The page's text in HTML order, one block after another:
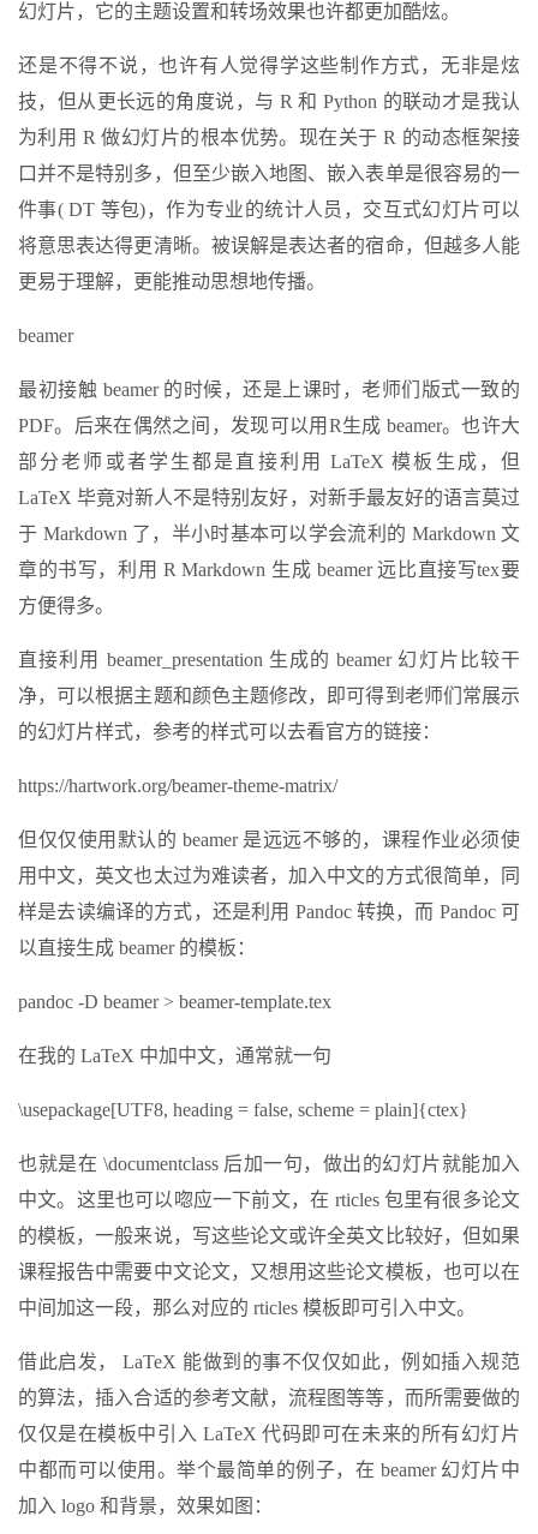
幻灯片，它的主题设置和转场效果也许都更加酷炫。
还是不得不说，也许有人觉得学这些制作方式，无非是炫
技，但从更长远的角度说，与 R 和 Python 的联动才是我认
为利用 R 做幻灯片的根本优势。现在关于 R 的动态框架接
口并不是特别多，但至少嵌入地图、嵌入表单是很容易的一
件事( DT 等包)，作为专业的统计人员，交互式幻灯片可以
将意思表达得更清晰。被误解是表达者的宿命，但越多人能
更易于理解，更能推动思想地传播。
beamer
最初接触 beamer 的时候，还是上课时，老师们版式一致的
PDF。后来在偶然之间，发现可以用R生成 beamer。也许大
部分老师或者学生都是直接利用 LaTeX 模板生成，但
LaTeX 毕竟对新人不是特别友好，对新手最友好的语言莫过
于 Markdown 了，半小时基本可以学会流利的 Markdown 文
章的书写，利用 R Markdown 生成 beamer 远比直接写tex要
方便得多。
直接利用 beamer_presentation 生成的 beamer 幻灯片比较干
净，可以根据主题和颜色主题修改，即可得到老师们常展示
的幻灯片样式，参考的样式可以去看官方的链接：
https://hartwork.org/beamer-theme-matrix/
但仅仅使用默认的 beamer 是远远不够的，课程作业必须使
用中文，英文也太过为难读者，加入中文的方式很简单，同
样是去读编译的方式，还是利用 Pandoc 转换，而 Pandoc 可
以直接生成 beamer 的模板：
pandoc -D beamer > beamer-template.tex
在我的 LaTeX 中加中文，通常就一句
\usepackage[UTF8, heading = false, scheme = plain]{ctex}
也就是在 \documentclass 后加一句，做出的幻灯片就能加入
中文。这里也可以唿应一下前文，在 rticles 包里有很多论文
的模板，一般来说，写这些论文或许全英文比较好，但如果
课程报告中需要中文论文，又想用这些论文模板，也可以在
中间加这一段，那么对应的 rticles 模板即可引入中文。
借此启发， LaTeX 能做到的事不仅仅如此，例如插入规范
的算法，插入合适的参考文献，流程图等等，而所需要做的
仅仅是在模板中引入 LaTeX 代码即可在未来的所有幻灯片
中都而可以使用。举个最简单的例子，在 beamer 幻灯片中
加入 logo 和背景，效果如图：